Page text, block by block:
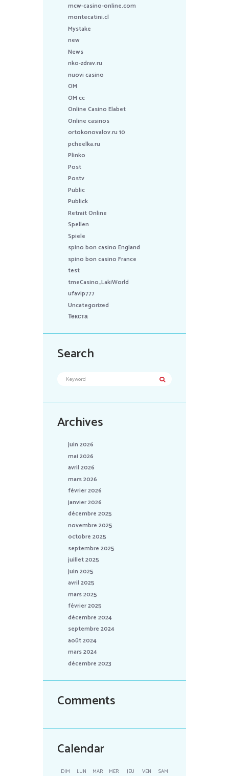
mcw-casino-online.com
montecatini.cl
Mystake
new
News
nko-zdrav.ru
nuovi casino
OM
OM cc
Online Casino Elabet
Online casinos
ortokonovalov.ru 10
pcheelka.ru
Plinko
Post
Postv
Public
Publick
Retrait Online
Spellen
Spiele
spino bon casino England
spino bon casino France
test
tmeCasino_LakiWorld
ufavip777
Uncategorized
Текста
Search
Archives
juin 2026
mai 2026
avril 2026
mars 2026
février 2026
janvier 2026
décembre 2025
novembre 2025
octobre 2025
septembre 2025
juillet 2025
juin 2025
avril 2025
mars 2025
février 2025
décembre 2024
septembre 2024
août 2024
mars 2024
décembre 2023
Comments
Calendar
DIM LUN MAR MER JEU VEN SAM